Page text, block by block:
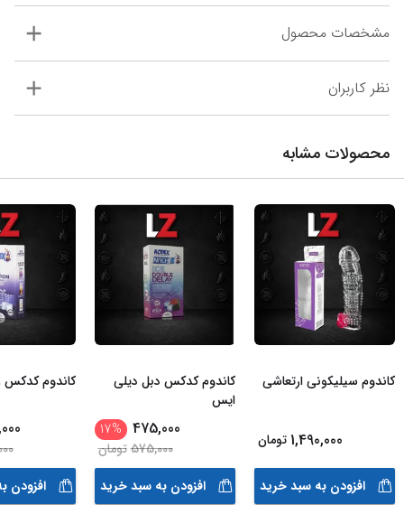
مشخصات محصول
نظر کاربران
محصولات مشابه
کاندوم سیلیکونی ارتعاشی
1,490,000 تومان
افزودن به سبد خرید
کاندوم کدکس دبل دیلی
ایس
475,000
%
17
575,000تومان
افزودن به سبد خرید
کاندوم کدکس 8 در 1
افزودن